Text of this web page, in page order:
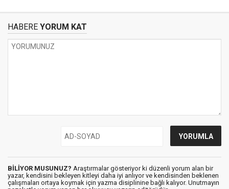
HABERE YORUM KAT
BİLİYOR MUSUNUZ? Araştırmalar gösteriyor ki düzenli yorum alan bir
yazar, kendisini bekleyen kitleyi daha iyi anlıyor ve kendisinden beklenen
çalışmaları ortaya koymak için yazma disiplinine bağlı kalıyor. Unutmayın